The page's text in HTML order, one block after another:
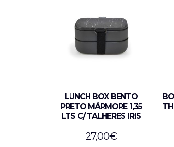
LUNCH BOX BENTO
PRETO MÁRMORE 1,35
LTS C/ TALHERES IRIS
27,00€